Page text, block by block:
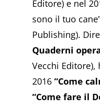
Editore) e nel
sono il tuo
Publishing).
Quaderni
Vecchi
2016“Come
“Come fare il